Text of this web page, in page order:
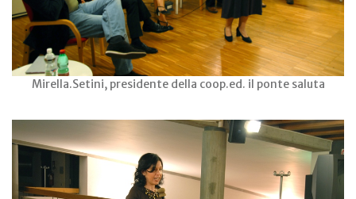
Mirella.Setini, presidente della coop.ed. il ponte saluta